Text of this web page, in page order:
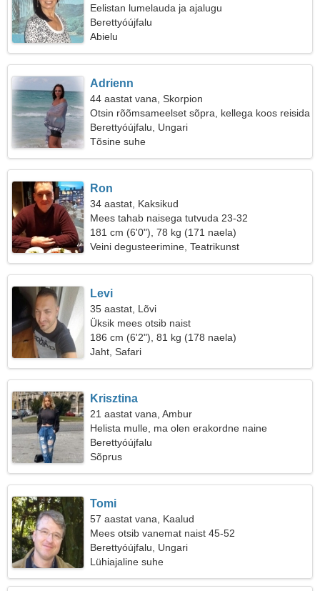
Eelistan lumelauda ja ajalugu
Berettyóújfalu
Abielu
Adrienn
44 aastat vana, Skorpion
Otsin rõõmsameelset sõpra, kellega koos reisida
Berettyóújfalu, Ungari
Tõsine suhe
Ron
34 aastat, Kaksikud
Mees tahab naisega tutvuda 23-32
181 cm (6'0"), 78 kg (171 naela)
Veini degusteerimine, Teatrikunst
Levi
35 aastat, Lõvi
Üksik mees otsib naist
186 cm (6'2"), 81 kg (178 naela)
Jaht, Safari
Krisztina
21 aastat vana, Ambur
Helista mulle, ma olen erakordne naine
Berettyóújfalu
Sõprus
Tomi
57 aastat vana, Kaalud
Mees otsib vanemat naist 45-52
Berettyóújfalu, Ungari
Lühiajaline suhe